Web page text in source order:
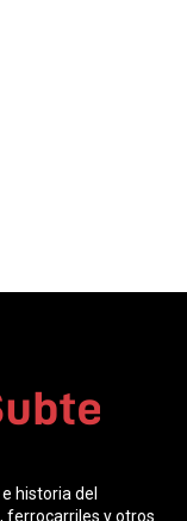
historia del
ferrocarriles y otros